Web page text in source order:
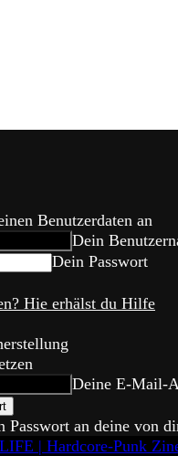
Benutzerdaten an
Dein
Dein Passwort
Hie erhälst du Hilfe
Deine E-Mail-
Passwort an deine von